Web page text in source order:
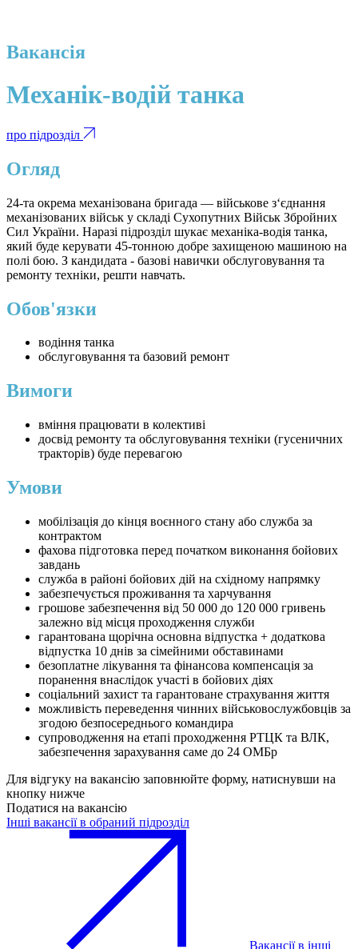
Вакансія
Механік-водій танка
про підрозділ
Огляд
24-та окрема механізована бригада — військове з‘єднання
механізованих військ у складі Сухопутних Військ Збройних
Сил України. Наразі підрозділ шукає механіка-водія танка,
який буде керувати 45-тонною добре захищеною машиною на
полі бою. З кандидата - базові навички обслуговування та
ремонту техніки, решти навчать.
Обов'язки
водіння танка
обслуговування та базовий ремонт
Вимоги
вміння працювати в колективі
досвід ремонту та обслуговування техніки (гусеничних
тракторів) буде перевагою
Умови
мобілізація до кінця воєнного стану або служба за
контрактом
фахова підготовка перед початком виконання бойових
завдань
служба в районі бойових дій на східному напрямку
забезпечується проживання та харчування
грошове забезпечення від 50 000 до 120 000 гривень
залежно від місця проходження служби
гарантована щорічна основна відпустка + додаткова
відпустка 10 днів за сімейними обставинами
безоплатне лікування та фінансова компенсація за
поранення внаслідок участі в бойових діях
соціальний захист та гарантоване страхування життя
можливість переведення чинних військовослужбовців за
згодою безпосереднього командира
супроводження на етапі проходження РТЦК та ВЛК,
забезпечення зарахування саме до 24 ОМБр
Для відгуку на вакансію заповнюйте форму, натиснувши на
кнопку нижче
Податися на вакансію
Інші вакансії в обраний підрозділ
Вакансії в інші